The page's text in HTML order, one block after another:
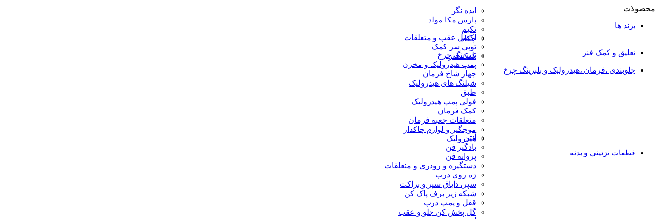
محصولات
برند ها
ایده نگر
پارس مکا مولد
تکیم
چکاد
تعلیق و کمک فنر
اکسل عقب و متعلقات
توپی سر کمک
کمک فنر
جلوبندی ،فرمان ،هیدرولیک و بلبرینگ چرخ
بلبرینگ چرخ
پمپ هیدرولیک و مخزن
چهار شاخ فرمان
شیلنگ های هیدرولیک
طبق
فولی پمپ هیدرولیک
کمک فرمان
متعلقات جعبه فرمان
موجگیر و لوازم چاکدار
هیدرولیک
قطعات تزئینی و بدنه
آنتن
بادگیر فن
پروانه فن
دستگیره و رودری و متعلقات
زه روی درب
سپر، دایاق سپر و براکت
شبکه زیر برف پاک کن
قفل و پمپ درب
گل پخش کن جلو و عقب